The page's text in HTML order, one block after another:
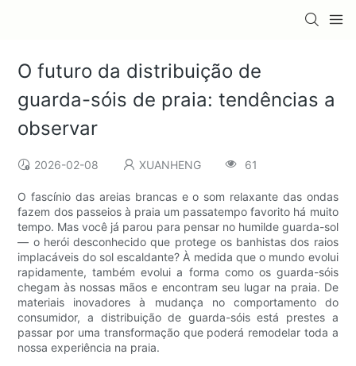
O futuro da distribuição de
guarda-sóis de praia: tendências a
observar
2026-02-08 XUANHENG 61
O fascínio das areias brancas e o som relaxante das ondas
fazem dos passeios à praia um passatempo favorito há muito
tempo. Mas você já parou para pensar no humilde guarda-sol
— o herói desconhecido que protege os banhistas dos raios
implacáveis ​​do sol escaldante? À medida que o mundo evolui
rapidamente, também evolui a forma como os guarda-sóis
chegam às nossas mãos e encontram seu lugar na praia. De
materiais inovadores à mudança no comportamento do
consumidor, a distribuição de guarda-sóis está prestes a
passar por uma transformação que poderá remodelar toda a
nossa experiência na praia.